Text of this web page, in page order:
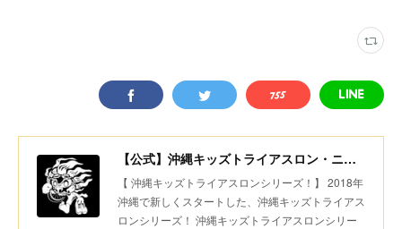
【公式】沖縄キッズトライアスロン・ニコニコちびっ子デュアスロン・美ら島スポーツ
【 沖縄キッズトライアスロンシリーズ！】 2018年
沖縄で新しくスタートした、沖縄キッズトライアス
ロンシリーズ！ 沖縄キッズトライアスロンシリー